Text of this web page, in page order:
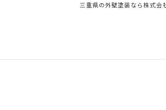
三重県の外壁塗装なら株式会